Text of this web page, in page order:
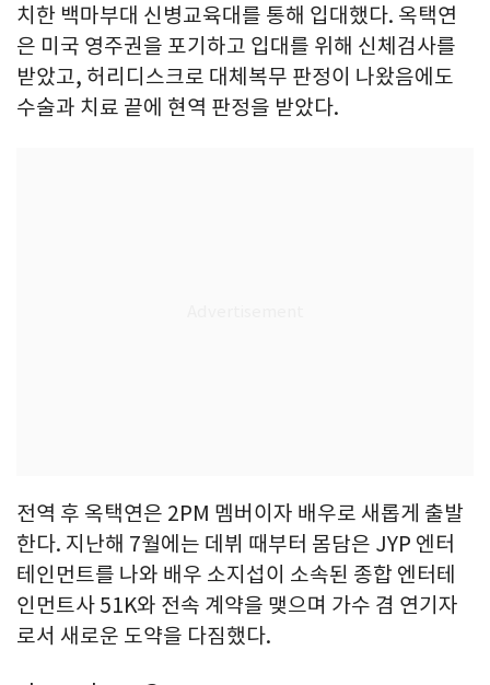
치한 백마부대 신병교육대를 통해 입대했다. 옥택연
은 미국 영주권을 포기하고 입대를 위해 신체검사를
받았고, 허리디스크로 대체복무 판정이 나왔음에도
수술과 치료 끝에 현역 판정을 받았다.
전역 후 옥택연은 2PM 멤버이자 배우로 새롭게 출발
한다. 지난해 7월에는 데뷔 때부터 몸담은 JYP 엔터
테인먼트를 나와 배우 소지섭이 소속된 종합 엔터테
인먼트사 51K와 전속 계약을 맺으며 가수 겸 연기자
로서 새로운 도약을 다짐했다.